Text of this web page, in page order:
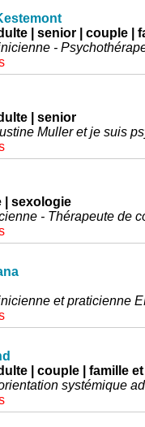
| senior | couple |
-
| senior
Muller et je suis
| sexologie
- Thérapeute de
et praticienne
| couple | famille
systémique